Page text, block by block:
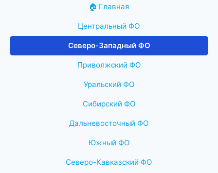
🏠 Главная
Центральный ФО
Северо-Западный ФО
Приволжский ФО
Уральский ФО
Сибирский ФО
Дальневосточный ФО
Южный ФО
Северо-Кавказский ФО